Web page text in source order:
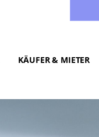
KÄUFER & MIETER